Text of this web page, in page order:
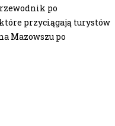
po
przyciągają turystów
Mazowszu po